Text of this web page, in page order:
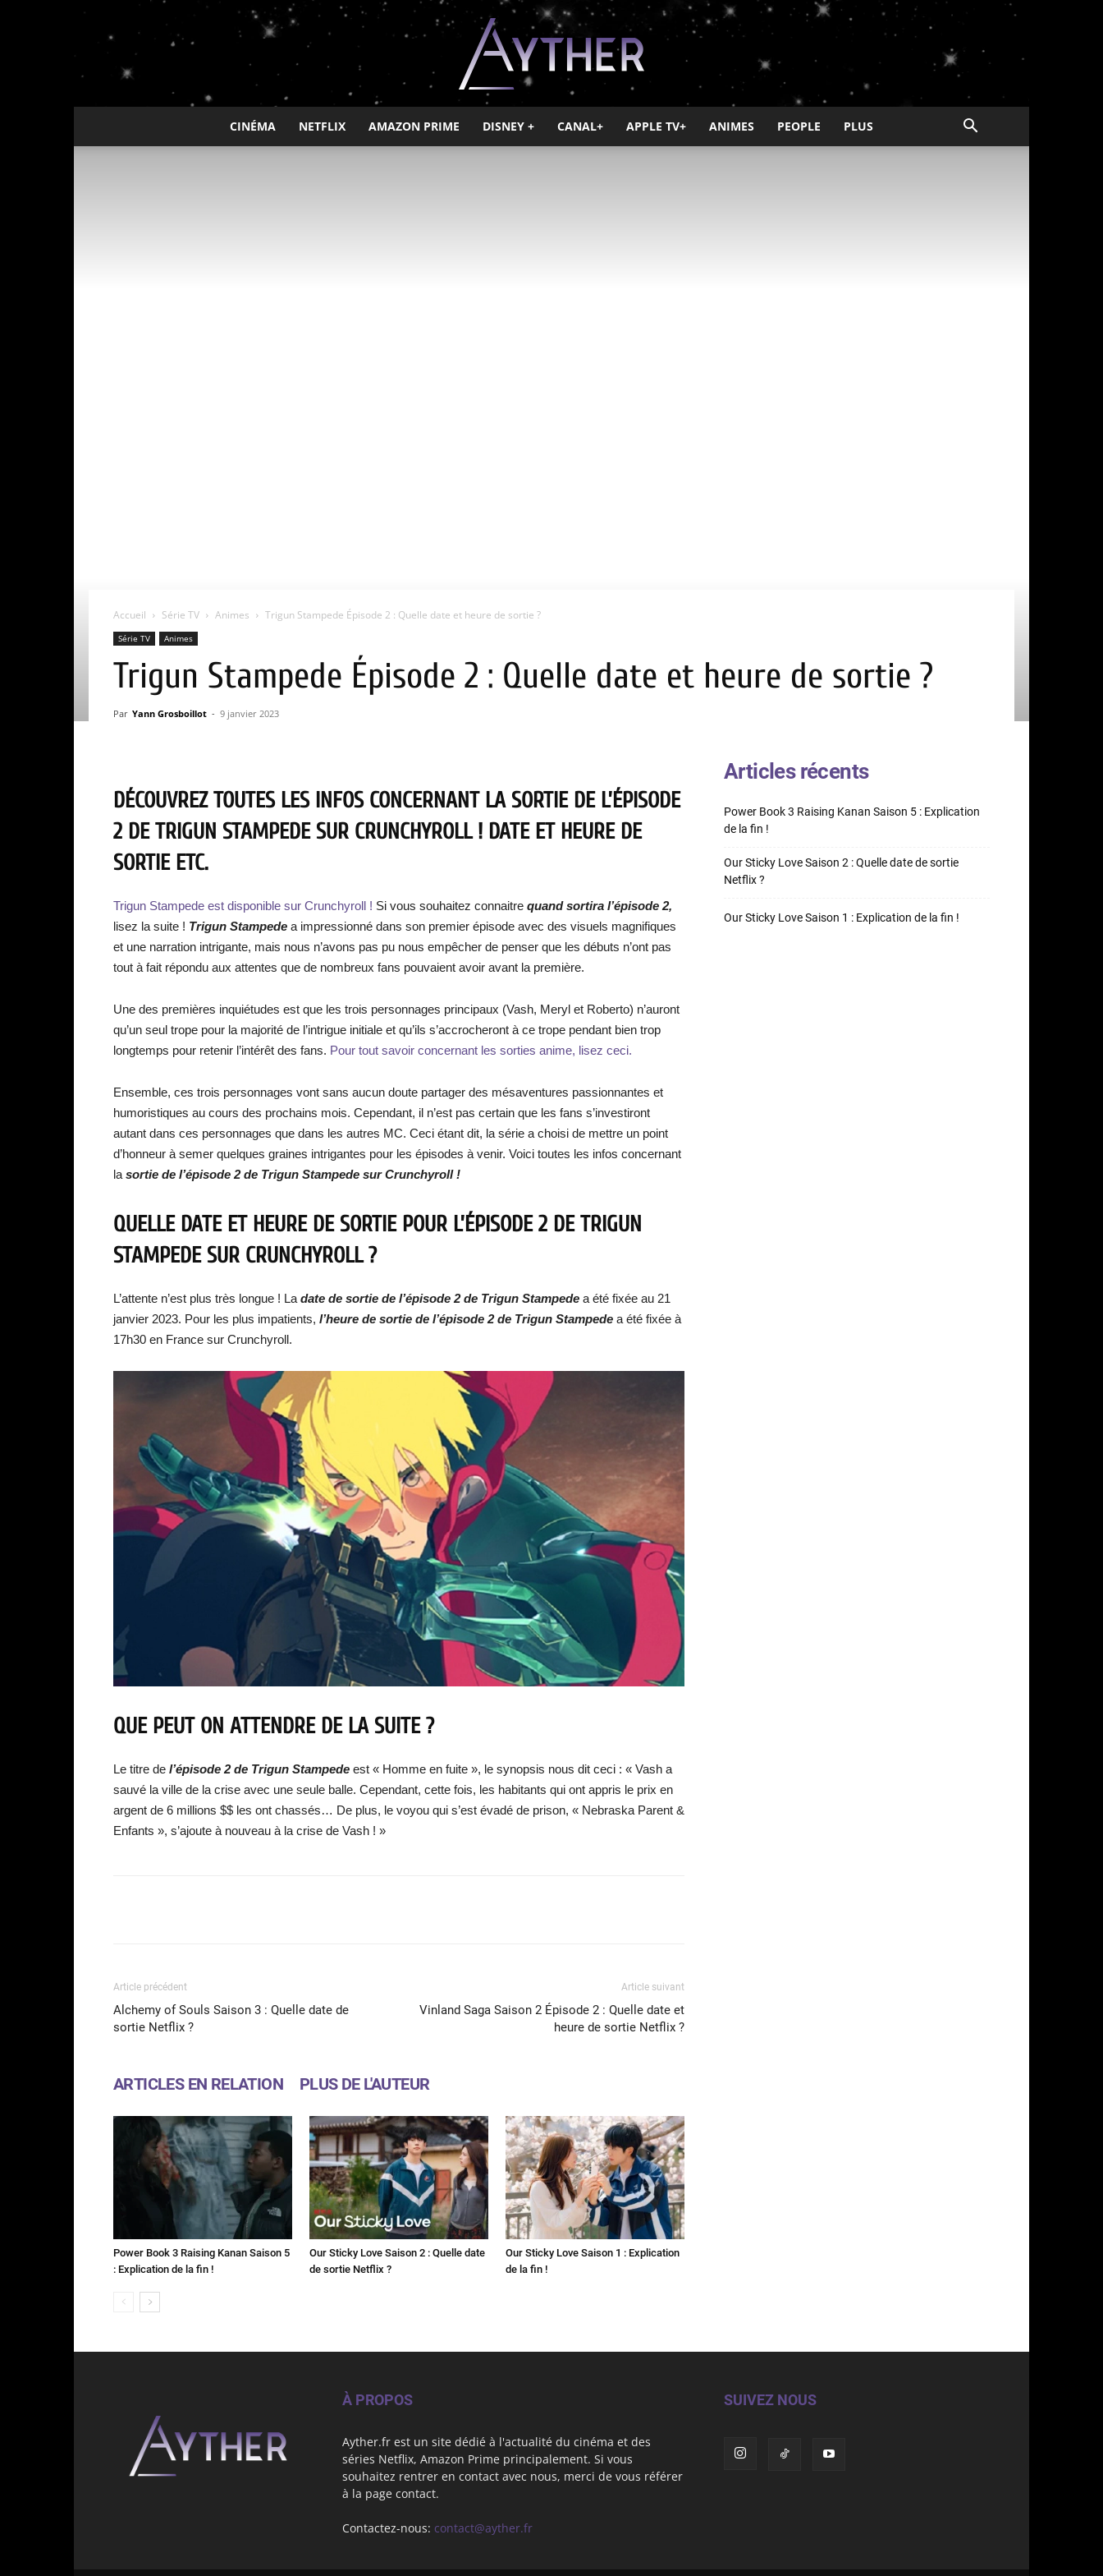
Ayther
CINÉMA NETFLIX AMAZON PRIME DISNEY + CANAL+ APPLE TV+ ANIMES PEOPLE PLUS
Accueil Série TV Animes Trigun Stampede Épisode 2 : Quelle date et heure de sortie ?
Série TV Animes
Trigun Stampede Épisode 2 : Quelle date et heure de sortie ?
Par Yann Grosboillot - 9 janvier 2023
DÉCOUVREZ TOUTES LES INFOS CONCERNANT LA SORTIE DE L’ÉPISODE
2 DE TRIGUN STAMPEDE SUR CRUNCHYROLL ! DATE ET HEURE DE
SORTIE ETC.
Trigun Stampede est disponible sur Crunchyroll ! Si vous souhaitez connaitre quand sortira l’épisode 2,
lisez la suite ! Trigun Stampede a impressionné dans son premier épisode avec des visuels magnifiques
et une narration intrigante, mais nous n’avons pas pu nous empêcher de penser que les débuts n’ont pas
tout à fait répondu aux attentes que de nombreux fans pouvaient avoir avant la première.
Une des premières inquiétudes est que les trois personnages principaux (Vash, Meryl et Roberto) n’auront
qu’un seul trope pour la majorité de l’intrigue initiale et qu’ils s’accrocheront à ce trope pendant bien trop
longtemps pour retenir l’intérêt des fans. Pour tout savoir concernant les sorties anime, lisez ceci.
Ensemble, ces trois personnages vont sans aucun doute partager des mésaventures passionnantes et
humoristiques au cours des prochains mois. Cependant, il n’est pas certain que les fans s’investiront
autant dans ces personnages que dans les autres MC. Ceci étant dit, la série a choisi de mettre un point
d’honneur à semer quelques graines intrigantes pour les épisodes à venir. Voici toutes les infos concernant
la sortie de l’épisode 2 de Trigun Stampede sur Crunchyroll !
QUELLE DATE ET HEURE DE SORTIE POUR L’ÉPISODE 2 DE TRIGUN
STAMPEDE SUR CRUNCHYROLL ?
L’attente n’est plus très longue ! La date de sortie de l’épisode 2 de Trigun Stampede a été fixée au 21
janvier 2023. Pour les plus impatients, l’heure de sortie de l’épisode 2 de Trigun Stampede a été fixée à
17h30 en France sur Crunchyroll.
QUE PEUT ON ATTENDRE DE LA SUITE ?
Le titre de l’épisode 2 de Trigun Stampede est « Homme en fuite », le synopsis nous dit ceci : « Vash a
sauvé la ville de la crise avec une seule balle. Cependant, cette fois, les habitants qui ont appris le prix en
argent de 6 millions $$ les ont chassés… De plus, le voyou qui s’est évadé de prison, « Nebraska Parent &
Enfants », s’ajoute à nouveau à la crise de Vash ! »
Article précédent
Alchemy of Souls Saison 3 : Quelle date de
sortie Netflix ?
Article suivant
Vinland Saga Saison 2 Épisode 2 : Quelle date et
heure de sortie Netflix ?
ARTICLES EN RELATION PLUS DE L'AUTEUR
Power Book 3 Raising Kanan Saison 5
: Explication de la fin !
Our Sticky Love Saison 2 : Quelle date
de sortie Netflix ?
Our Sticky Love Saison 1 : Explication
de la fin !
Articles récents
Power Book 3 Raising Kanan Saison 5 : Explication
de la fin !
Our Sticky Love Saison 2 : Quelle date de sortie
Netflix ?
Our Sticky Love Saison 1 : Explication de la fin !
À PROPOS
Ayther.fr est un site dédié à l'actualité du cinéma et des
séries Netflix, Amazon Prime principalement. Si vous
souhaitez rentrer en contact avec nous, merci de vous référer
à la page contact.
Contactez-nous: contact@ayther.fr
SUIVEZ NOUS